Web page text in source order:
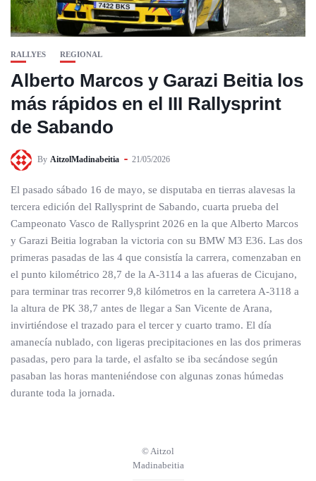
RALLYES REGIONAL
Alberto Marcos y Garazi Beitia los
más rápidos en el III Rallysprint
de Sabando
By AitzolMadinabeitia 21/05/2026
El pasado sábado 16 de mayo, se disputaba en tierras alavesas la
tercera edición del Rallysprint de Sabando, cuarta prueba del
Campeonato Vasco de Rallysprint 2026 en la que Alberto Marcos
y Garazi Beitia lograban la victoria con su BMW M3 E36. Las dos
primeras pasadas de las 4 que consistía la carrera, comenzaban en
el punto kilométrico 28,7 de la A-3114 a las afueras de Cicujano,
para terminar tras recorrer 9,8 kilómetros en la carretera A-3118 a
la altura de PK 38,7 antes de llegar a San Vicente de Arana,
invirtiéndose el trazado para el tercer y cuarto tramo. El día
amanecía nublado, con ligeras precipitaciones en las dos primeras
pasadas, pero para la tarde, el asfalto se iba secándose según
pasaban las horas manteniéndose con algunas zonas húmedas
durante toda la jornada.
© Aitzol
Madinabeitia